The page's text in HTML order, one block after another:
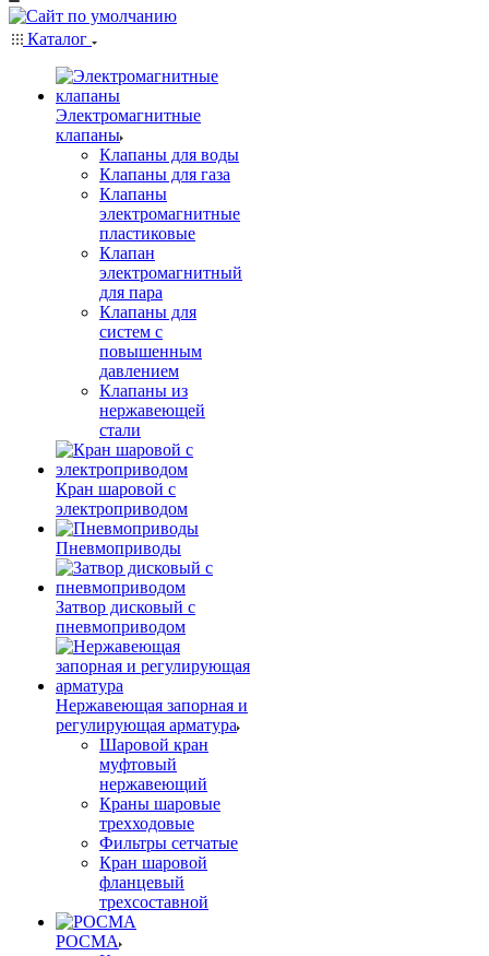
Каталог
Электромагнитные
клапаны
Клапаны для воды
Клапаны для газа
Клапаны
электромагнитные
пластиковые
Клапан
электромагнитный
для пара
Клапаны для
систем с
повышенным
давлением
Клапаны из
нержавеющей
стали
Кран шаровой с
электроприводом
Пневмоприводы
Затвор дисковый с
пневмоприводом
Нержавеющая запорная и
регулирующая арматура
Шаровой кран
муфтовый
нержавеющий
Краны шаровые
трехходовые
Фильтры сетчатые
Кран шаровой
фланцевый
трехсоставной
РОСМА